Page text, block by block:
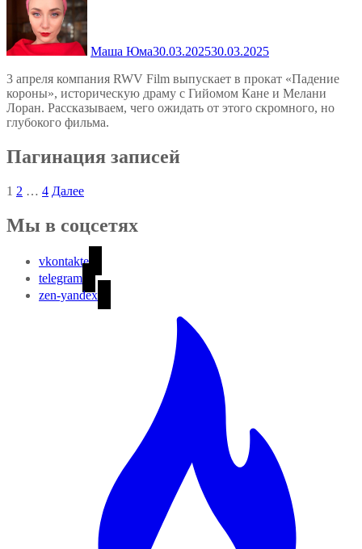
Маша Юма30.03.202530.03.2025
3 апреля компания RWV Film выпускает в прокат «Падение
короны», историческую драму с Гийомом Кане и Мелани
Лоран. Рассказываем, чего ожидать от этого скромного, но
глубокого фильма.
Пагинация записей
1 2 … 4 Далее
Мы в соцсетях
vkontakte
telegram
zen-yandex